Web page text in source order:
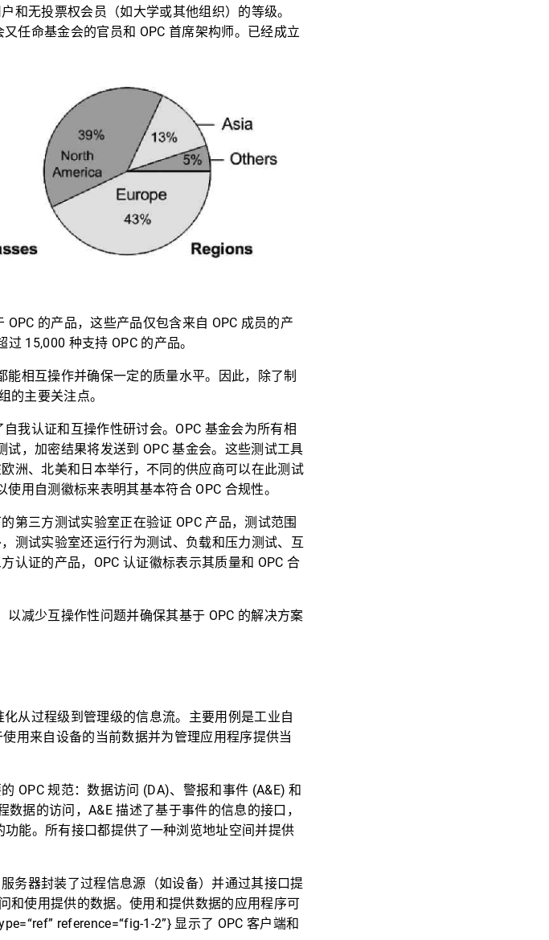
和无投票权会员（如大学或其他组织）的等级。
任命基金会的官员和 OPC 首席架构师。已经成立
的产品，这些产品仅包含来自 OPC 成员的产
15,000 种支持 OPC 的产品。
相互操作并确保一定的质量水平。因此，除了制
的主要关注点。
我认证和互操作性研讨会。OPC 基金会为所有相
，加密结果将发送到 OPC 基金会。这些测试工具
洲、北美和日本举行，不同的供应商可以在此测试
用自测徽标来表明其基本符合 OPC 合规性。
第三方测试实验室正在验证 OPC 产品，测试范围
测试实验室还运行行为测试、负载和压力测试、互
认证的产品，OPC 认证徽标表示其质量和 OPC 合
减少互操作性问题并确保其基于 OPC 的解决方案
从过程级到管理级的信息流。主要用例是工业自
用来自设备的当前数据并为管理应用程序提供当
OPC 规范：数据访问 (DA)、警报和事件 (A&E) 和
据的访问，A&E 描述了基于事件的信息的接口，
能。所有接口都提供了一种浏览地址空间并提供
务器封装了过程信息源（如设备）并通过其接口提
和使用提供的数据。使用和提供数据的应用程序可
reference=“fig-1-2”} 显示了 OPC 客户端和